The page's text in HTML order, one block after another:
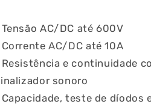
Tensão AC/DC até 600V
Corrente AC/DC até 10A
Resistência e continuidade
sonoro
Capacidade, teste de díodos